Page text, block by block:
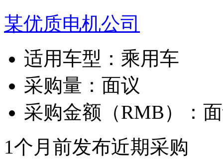
某优质电机公司
适用车型： 乘用车
采购量： 面议
采购金额（RMB）：
1个月前发布近期采购